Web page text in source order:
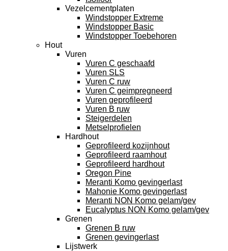
Vezelcementplaten
Windstopper Extreme
Windstopper Basic
Windstopper Toebehoren
Hout
Vuren
Vuren C geschaafd
Vuren SLS
Vuren C ruw
Vuren C geimpregneerd
Vuren geprofileerd
Vuren B ruw
Steigerdelen
Metselprofielen
Hardhout
Geprofileerd kozijnhout
Geprofileerd raamhout
Geprofileerd hardhout
Oregon Pine
Meranti Komo gevingerlast
Mahonie Komo gevingerlast
Meranti NON Komo gelam/gev
Eucalyptus NON Komo gelam/gev
Grenen
Grenen B ruw
Grenen gevingerlast
Lijstwerk